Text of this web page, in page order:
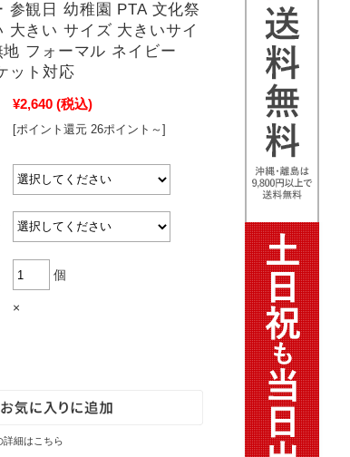
参観日 幼稚園 PTA 文化祭
大きい サイズ 大きいサイ
フォーマル ネイビー
ット対応
¥2,640 (税込)
[ポイント還元 26ポイント～]
個
×
詳細はこちら